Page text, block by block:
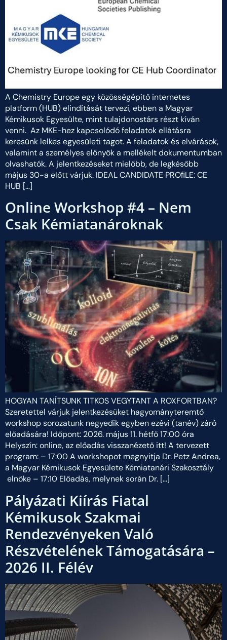
A Chemistry Europe egy közösségépítő internetes
platform (HUB) elindítását tervezi, ebben a Magyar
Kémikusok Egyesülte, mint tulajdonostárs részt kíván
venni. Az MKE-hez kapcsolódó feladatok ellátásra
keresünk lelkes egyesületi tagot. A feladatok és elvárások,
valamint a személyes előnyök a mellékelt dokumentumban
olvashatók. A jelentkezéseket mielőbb, de legkésőbb
május 30-a előtt várjuk. IDEAL CANDIDATE PROﬁLE: CE
HUB […]
Online Workshop #4 – Nem
Csak Kémiatanároknak
HOGYAN TANÍTSUNK TITKOS VEGYTANT A ROXFORTBAN?
Szeretettel várjuk jelentkezésüket hagyományteremtő
workshop sorozatunk negyedik egyben ezévi (tanév) záró
előadására! Időpont: 2026. május 11. hétfő 17:00 óra
Helyszín: online, az előadás visszanézető itt! A tervezett
program: – 17:00 A workshopot megnyitja Dr. Petz Andrea,
a Magyar Kémikusok Egyesülete Kémiatanári Szakosztály
elnöke – 17:10 Előadás, melynek során Dr. […]
Pályázati Kiírás Fiatal
Kémikusok Szakmai
Rendezvényeken Való
Részvételének Támogatására –
2026 II. Félév